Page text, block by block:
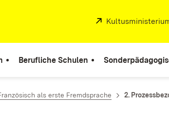
Extern:
Berufliche Schulen
als erste Fremdsprache 2.